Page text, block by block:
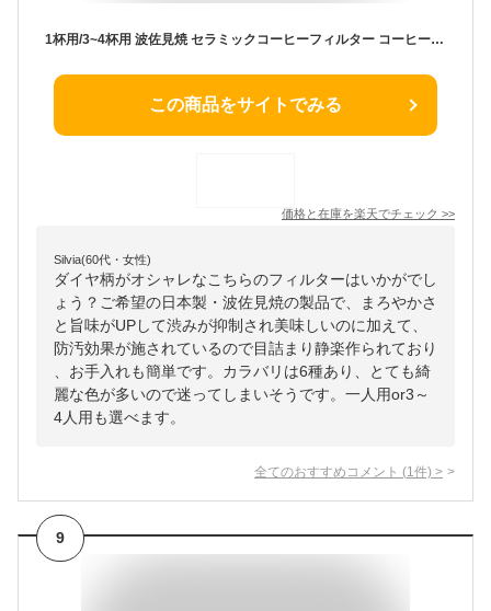
1杯用/3~4杯用 波佐見焼 セラミックコーヒーフィルター コーヒードリッパー ペーパーレス 紙フィルター不要 陶器 エコフィルター お祝い コーヒー好きギフト 黒 ブラック ブラウン ブルー グリーン ピンク イエロー 一人用 日本製 有田焼
この商品をサイトでみる
価格と在庫を楽天でチェック >>
Silvia(60代・女性)
ダイヤ柄がオシャレなこちらのフィルターはいかがでし
ょう？ご希望の日本製・波佐見焼の製品で、まろやかさ
と旨味がUPして渋みが抑制され美味しいのに加えて、
防汚効果が施されているので目詰まり静楽作られており
、お手入れも簡単です。カラバリは6種あり、とても綺
麗な色が多いので迷ってしまいそうです。一人用or3～
4人用も選べます。
全てのおすすめコメント (1 件) >
9